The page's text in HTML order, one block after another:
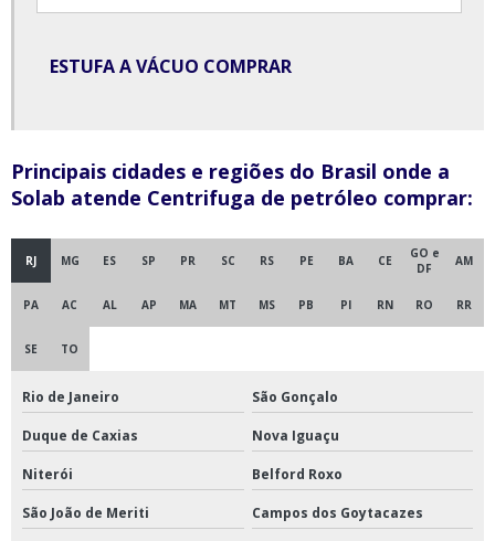
Moinho de bolas
Moinho de bolas para laboratório
Moinho de solo
Moinho para minérios
Moinho tipo ciclone
Prensa hidráulica com aquecimento para laboratório
Refrigerador para vacinas
ESTUFA A VÁCUO COMPRAR
Principais cidades e regiões do Brasil onde a
Solab atende Centrifuga de petróleo comprar:
RJ MG ES SP PR SC RS PE BA CE
GO e
DF
AM
PA AC AL AP MA MT MS PB PI RN RO RR
SE TO
Rio de Janeiro São Gonçalo
Duque de Caxias Nova Iguaçu
Niterói Belford Roxo
São João de Meriti Campos dos Goytacazes